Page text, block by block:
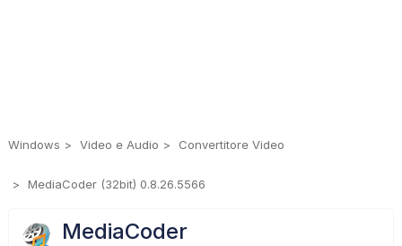
Windows Video e Audio Convertitore Video
MediaCoder (32bit) 0.8.26.5566
MediaCoder